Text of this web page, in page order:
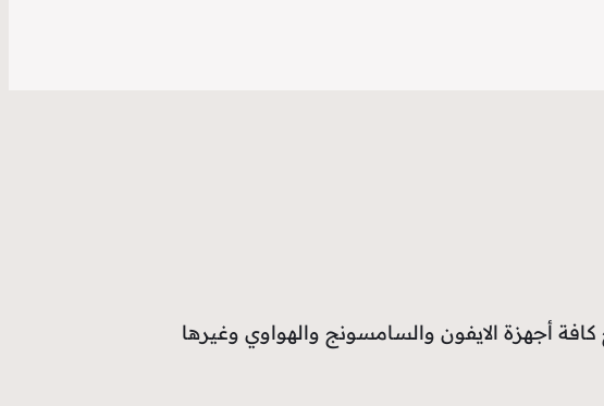
أجهزة الايفون والسامسونج والهواوي وغيرها